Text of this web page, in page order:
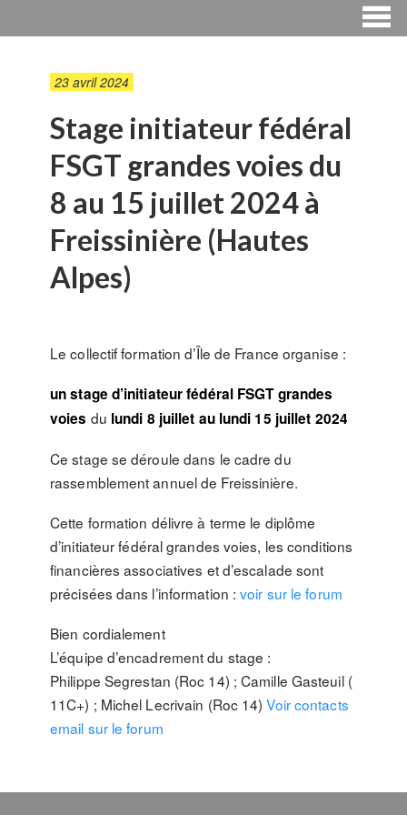
23 avril 2024
Stage initiateur fédéral
FSGT grandes voies du
8 au 15 juillet 2024 à
Freissinière (Hautes
Alpes)
Le collectif formation d’Île de France organise :
un stage d’initiateur fédéral FSGT grandes
voies du lundi 8 juillet au lundi 15 juillet 2024
Ce stage se déroule dans le cadre du
rassemblement annuel de Freissinière.
Cette formation délivre à terme le diplôme
d’initiateur fédéral grandes voies, les conditions
financières associatives et d’escalade sont
précisées dans l’information :voir sur le forum
Bien cordialement
L’équipe d’encadrement du stage :
Philippe Segrestan (Roc 14) ; Camille Gasteuil (
11C+) ; Michel Lecrivain (Roc 14)Voir contacts
email sur le forum